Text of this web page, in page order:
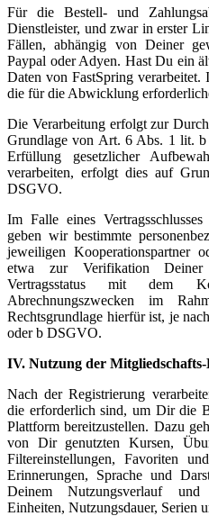
Für die Bestell- und
Dienstleister, und zwar in erster
Fällen, abhängig von Deiner
Paypal oder Adyen. Hast Du ein
Daten von FastSpring
die für die Abwicklung
Die Verarbeitung erfolgt zur
Grundlage von Art. 6 Abs. 1 lit.
Erfüllung gesetzlicher
verarbeiten, erfolgt dies auf
DSGVO.
Im Falle eines
geben wir bestimmte
jeweiligen Kooperationspartner
etwa zur Verifikation
Vertragsstatus mit dem
Abrechnungszwecken im
Rechtsgrundlage hierfür ist, je
oder b DSGVO.
IV. Nutzung der
Nach der Registrierung
die erforderlich sind, um Dir die
Plattform bereitzustellen. Dazu
von Dir genutzten Kursen,
Filtereinstellungen, Favoriten
Erinnerungen, Sprache und
Deinem Nutzungsverlauf
Einheiten, Nutzungsdauer, Serien